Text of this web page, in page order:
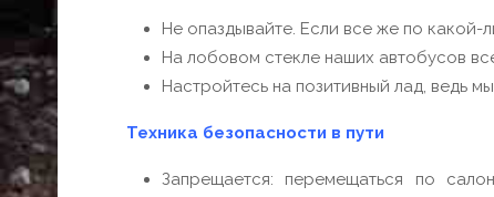
Не опаздывайте. Если все же по какой-
На лобовом стекле наших автобусов
Настройтесь на позитивный лад, ведь
Техника безопасности в пути
Запрещается: перемещаться по